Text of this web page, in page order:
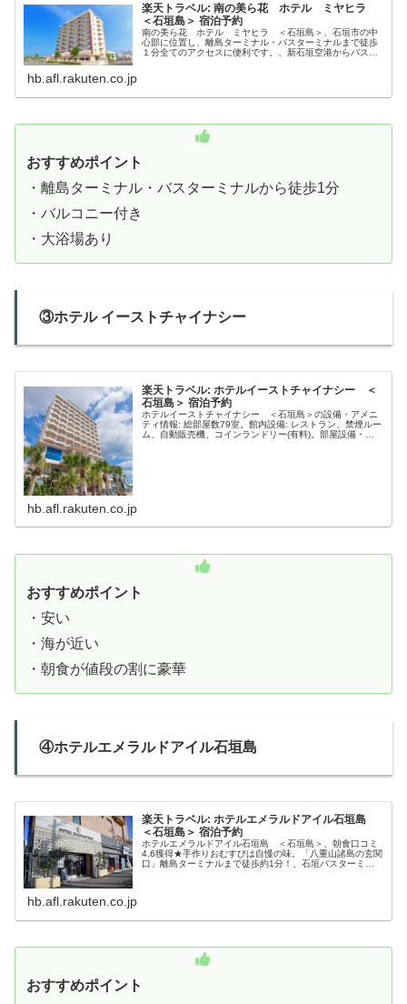
楽天トラベル: 南の美ら花 ホテル ミヤヒラ
＜石垣島＞ 宿泊予約
南の美ら花 ホテル ミヤヒラ ＜石垣島＞、石垣市の中
心部に位置し、離島ターミナル・バスターミナルまで徒歩
１分全てのアクセスに便利です。、新石垣空港からバスで
hb.afl.rakuten.co.jp
おすすめポイント
・離島ターミナル・バスターミナルから徒歩1分
・バルコニー付き
・大浴場あり
③ホテル イーストチャイナシー
楽天トラベル: ホテルイーストチャイナシー ＜
石垣島＞ 宿泊予約
ホテルイーストチャイナシー ＜石垣島＞の設備・アメニ
ティ情報: 総部屋数79室。館内設備: レストラン、禁煙ルー
ム、自動販売機、コインランドリー(有料)。部屋設備・備
hb.afl.rakuten.co.jp
おすすめポイント
・安い
・海が近い
・朝食が値段の割に豪華
④ホテルエメラルドアイル石垣島
楽天トラベル: ホテルエメラルドアイル石垣島
＜石垣島＞ 宿泊予約
ホテルエメラルドアイル石垣島 ＜石垣島＞、朝食口コミ
4.6獲得★手作りおむすびは自慢の味。「八重山諸島の玄関
口」離島ターミナルまで徒歩約1分！、石垣バスターミナ
hb.afl.rakuten.co.jp
おすすめポイント